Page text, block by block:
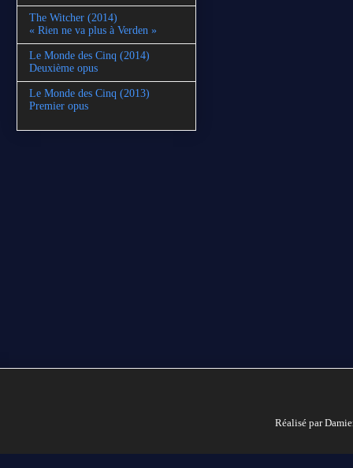
The Witcher (2014)
« Rien ne va plus à Verden »
Le Monde des Cinq (2014)
Deuxième opus
Le Monde des Cinq (2013)
Premier opus
Réalisé par